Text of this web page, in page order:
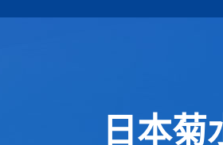
日本